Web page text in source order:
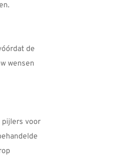
de
wensen
pijlers voor